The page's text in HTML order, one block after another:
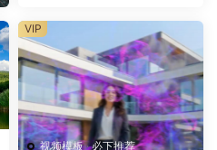
视频模板·必下推荐
VIP